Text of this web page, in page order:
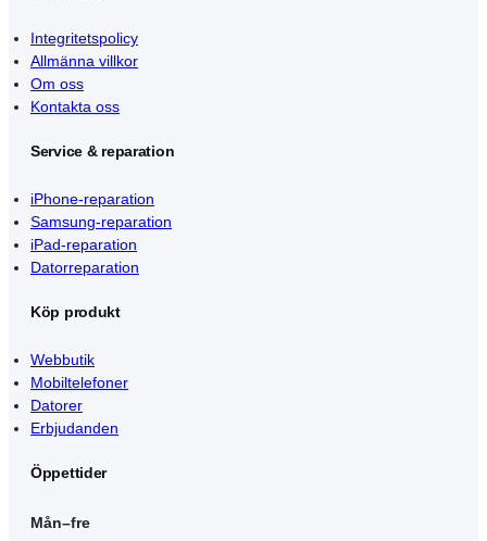
Integritetspolicy
Allmänna villkor
Om oss
Kontakta oss
Service & reparation
iPhone-reparation
Samsung-reparation
iPad-reparation
Datorreparation
Köp produkt
Webbutik
Mobiltelefoner
Datorer
Erbjudanden
Öppettider
Mån–fre